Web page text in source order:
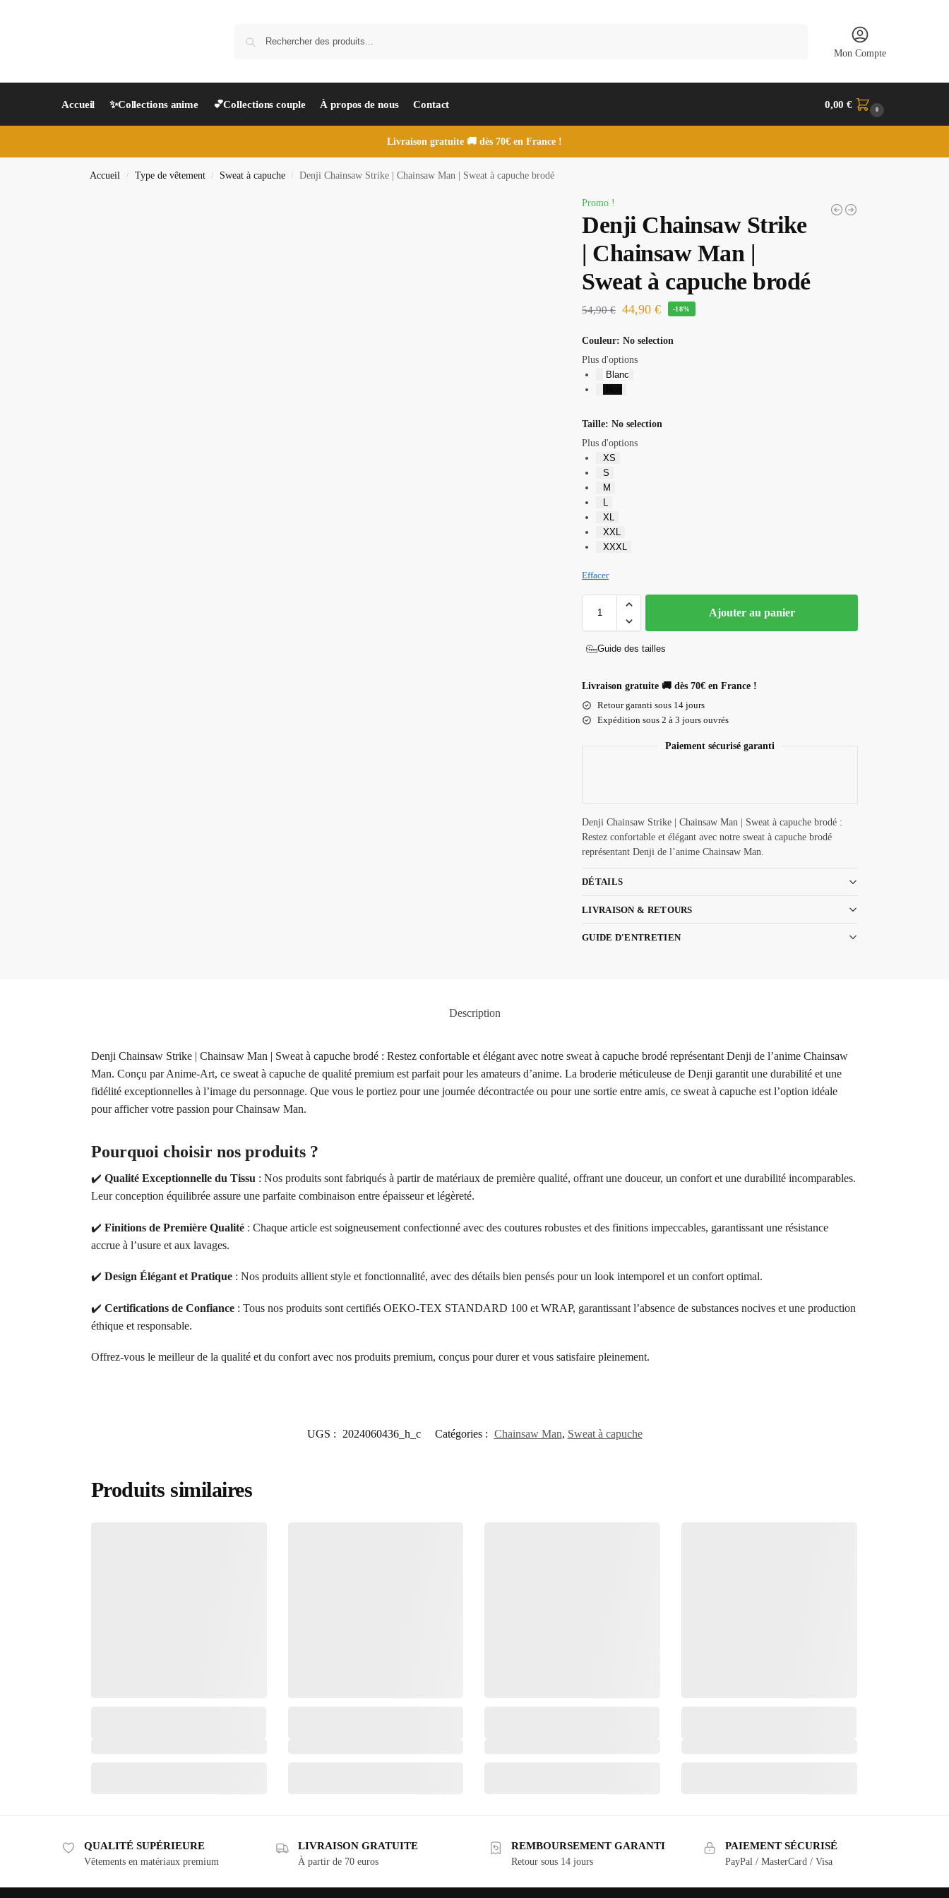
Mon Compte
Accueil ✨Collections anime 💕Collections couple À propos de nous Contact 0,00€ 0
Livraison gratuite 🚚 dès 70€ en France !
Accueil / Type de vêtement / Sweat à capuche / Denji Chainsaw Strike | Chainsaw Man | Sweat à capuche brodé
Promo !
Denji Chainsaw Strike
| Chainsaw Man |
Sweat à capuche brodé
54,90€ 44,90€ -18%
Couleur: No selection
Plus d'options
Blanc
Noir
Taille: No selection
Plus d'options
XS
S
M
L
XL
XXL
XXXL
Effacer
Ajouter au panier
Guide des tailles
Livraison gratuite 🚚 dès 70€ en France !
Retour garanti sous 14 jours
Expédition sous 2 à 3 jours ouvrés
Paiement sécurisé garanti
Denji Chainsaw Strike | Chainsaw Man | Sweat à capuche brodé :
Restez confortable et élégant avec notre sweat à capuche brodé
représentant Denji de l’anime Chainsaw Man.
DÉTAILS
LIVRAISON & RETOURS
GUIDE D'ENTRETIEN
Description
Denji Chainsaw Strike | Chainsaw Man | Sweat à capuche brodé : Restez confortable et élégant avec notre sweat à capuche brodé représentant Denji de l’anime Chainsaw
Man. Conçu par Anime-Art, ce sweat à capuche de qualité premium est parfait pour les amateurs d’anime. La broderie méticuleuse de Denji garantit une durabilité et une
fidélité exceptionnelles à l’image du personnage. Que vous le portiez pour une journée décontractée ou pour une sortie entre amis, ce sweat à capuche est l’option idéale
pour afficher votre passion pour Chainsaw Man.
Pourquoi choisir nos produits ?
✔️ Qualité Exceptionnelle du Tissu : Nos produits sont fabriqués à partir de matériaux de première qualité, offrant une douceur, un confort et une durabilité incomparables.
Leur conception équilibrée assure une parfaite combinaison entre épaisseur et légèreté.
✔️ Finitions de Première Qualité: Chaque article est soigneusement confectionné avec des coutures robustes et des finitions impeccables, garantissant une résistance
accrue à l’usure et aux lavages.
✔️ Design Élégant et Pratique: Nos produits allient style et fonctionnalité, avec des détails bien pensés pour un look intemporel et un confort optimal.
✔️ Certifications de Confiance: Tous nos produits sont certifiés OEKO-TEX STANDARD 100 et WRAP, garantissant l’absence de substances nocives et une production
éthique et responsable.
Offrez-vous le meilleur de la qualité et du confort avec nos produits premium, conçus pour durer et vous satisfaire pleinement.
UGS : 2024060436_h_c Catégories : Chainsaw Man, Sweat à capuche
Produits similaires
QUALITÉ SUPÉRIEURE
Vêtements en matériaux premium
LIVRAISON GRATUITE
À partir de 70 euros
REMBOURSEMENT GARANTI
Retour sous 14 jours
PAIEMENT SÉCURISÉ
PayPal / MasterCard / Visa